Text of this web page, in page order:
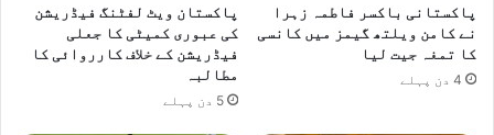
پاکستانی باکسر فاطمہ زہرا
نے کامن ویلتھ گیمز میں کانسی
کا تمغہ جیت لیا
4 دن پہلے
پاکستان ویٹ لفٹنگ فیڈریشن
کی عبوری کمیٹی کا جعلی
فیڈریشن کے خلاف کارروائی کا
مطالبہ
5 دن پہلے